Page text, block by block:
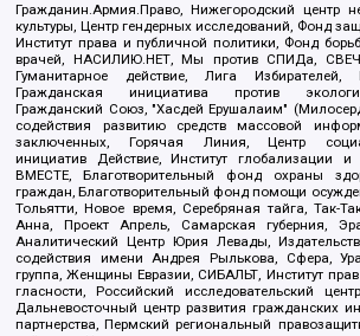
Гражданин.Армия.Право, Нижегородский центр
культуры, Центр гендерных исследований, Фонд
Институт права и публичной политики, Фонд
врачей, НАСИЛИЮ.НЕТ, Мы против СПИДа,
Гуманитарное действие, Лига Избирателей,
Гражданская инициатива против
Гражданский Союз, "Хасдей Ерушалаим"
содействия развитию средств массовой
заключенных, Горячая Линия, Центр
инициатив Действие, Институт глобализации
ВМЕСТЕ, Благотворительный фонд охраны
граждан, Благотворительный фонд помощи
Тольятти, Новое время, Серебряная тайга, Так-
Анна, Проект Апрель, Самарская губерния,
Аналитический Центр Юрия Левады,
содействия имени Андрея Рылькова, Сфера,
группа, Женщины Евразии, СИБАЛЬТ, Институт
гласности, Российский исследовательский
Дальневосточный центр развития гражданских
партнерства, Пермский региональный